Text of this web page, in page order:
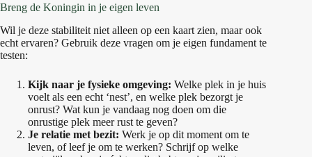
Breng de Koningin in je eigen leven
Wil je deze stabiliteit niet alleen op een kaart zien, maar ook
echt ervaren? Gebruik deze vragen om je eigen fundament te
testen:
Kijk naar je fysieke omgeving: Welke plek in je huis
voelt als een echt ‘nest’, en welke plek bezorgt je
onrust? Wat kun je vandaag nog doen om die
onrustige plek meer rust te geven?
Je relatie met bezit: Werk je op dit moment om te
leven, of leef je om te werken? Schrijf op welke